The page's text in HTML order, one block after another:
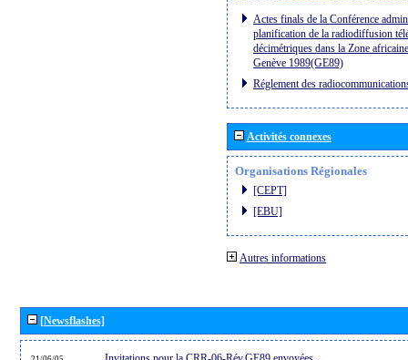
Actes finals de la Conférence
planification de la radiodiffusion
décimétriques dans la Zone
Genève 1989(GE89)
Réglement des
Activités connexes
Organisations Régionales
[CEPT]
[EBU]
Autres informations
[Newsflashes]